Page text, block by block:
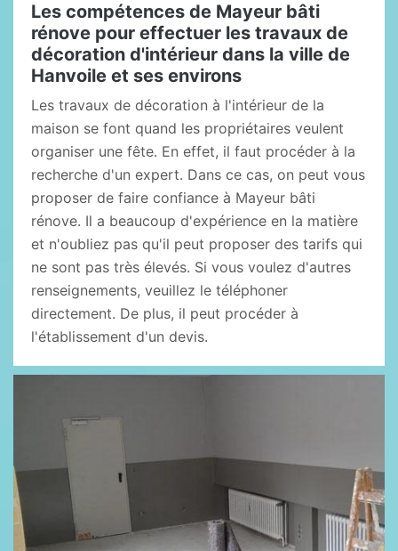
Les compétences de Mayeur bâti
rénove pour effectuer les travaux de
décoration d'intérieur dans la ville de
Hanvoile et ses environs
Les travaux de décoration à l'intérieur de la
maison se font quand les propriétaires veulent
organiser une fête. En effet, il faut procéder à la
recherche d'un expert. Dans ce cas, on peut vous
proposer de faire confiance à Mayeur bâti
rénove. Il a beaucoup d'expérience en la matière
et n'oubliez pas qu'il peut proposer des tarifs qui
ne sont pas très élevés. Si vous voulez d'autres
renseignements, veuillez le téléphoner
directement. De plus, il peut procéder à
l'établissement d'un devis.